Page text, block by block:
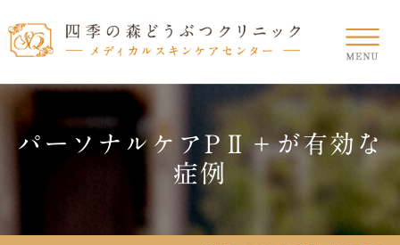
パーソナルケアPⅡ＋が有効な
症例